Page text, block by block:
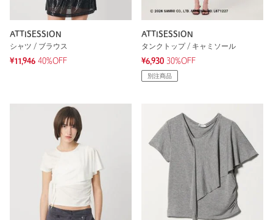
ATTISESSION
シャツ / ブラウス
¥11,946 40%OFF
ATTISESSION
タンクトップ / キャミソール
¥6,930 30%OFF
別注商品